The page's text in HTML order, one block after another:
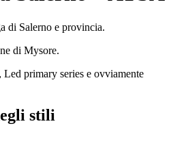
di Salerno e provincia.
di Mysore.
primary series e ovviamente
stili